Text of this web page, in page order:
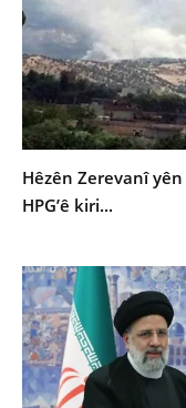
Hêzên Zerevanî yên
HPG’ê kiri...